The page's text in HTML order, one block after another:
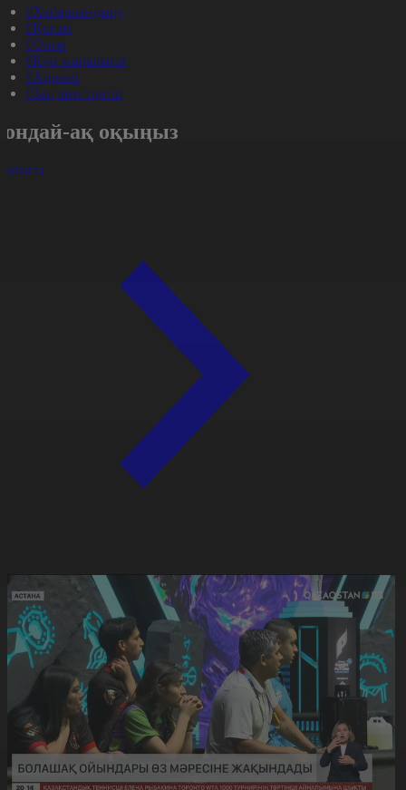
#Хабарландыру
#Қоғам
#Әлем
#Күн жаңалығы
#Aqparat
#Заң мен тәртіп
ақ оқыңыз